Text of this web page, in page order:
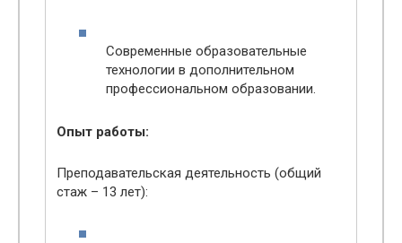
Современные образовательные
технологии в дополнительном
профессиональном образовании.
Опыт работы:
Преподавательская деятельность (общий
стаж – 13 лет):